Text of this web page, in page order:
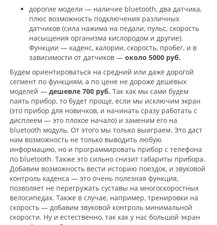
дорогие модели — наличие bluetooth, два датчика,
плюс возможность подключения различных
датчиков (сила нажима на педали, пульс, скорость
насыщения организма кислородом и другие).
Функции — каденс, калории, скорость, пробег, и в
зависимости от датчиков — около 5000 руб.
Будем ориентироваться на средний или даже дорогой
сегмент по функциям, а по цене не дороже дешёвых
моделей — дешевле 700 руб. Так как мы сами будем
паять прибор, то будет проще, если мы исключим экран
(это прибор для новичков, и начинать сразу работать с
дисплеем — это плохое начало) и заменим его на
bluetooth модуль. От этого мы только выиграем. Это даст
нам возможность не только выводить любую
информацию, но и программировать прибор с телефона
по bluetooth. Также это сильно снизит габариты прибора.
Добавим возможность вести историю поездок, и звуковой
контроль каденса — это очень полезная функция,
позволяет не перегружать суставы на многоскоростных
велосипедах. Также в случае, например, тренировки на
скорость — добавим звуковой контроль минимальной
скорости. Ну и естественно, так как у нас большой экран